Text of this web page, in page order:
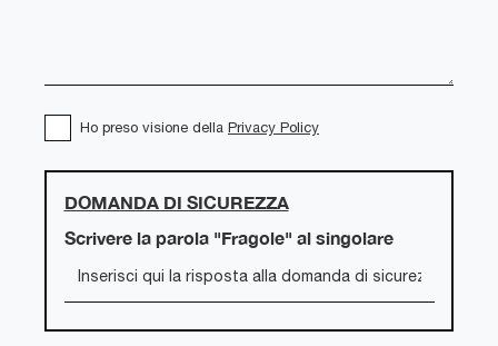
Ho preso visione della Privacy Policy
DOMANDA DI SICUREZZA
Scrivere la parola "Fragole" al singolare